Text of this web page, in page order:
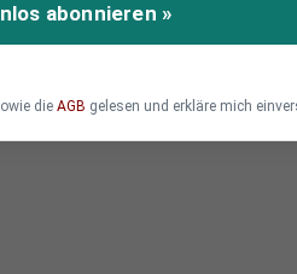
abonnieren »
die AGB gelesen und erkläre mich